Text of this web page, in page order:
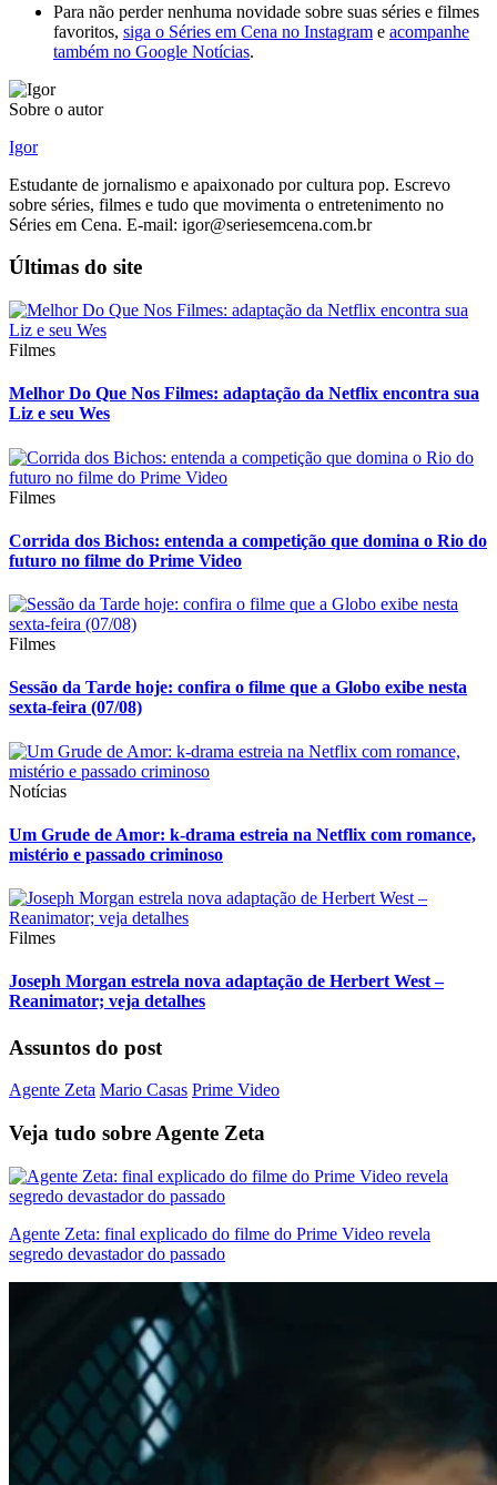
Para não perder nenhuma novidade sobre suas séries e filmes
favoritos, siga o Séries em Cena no Instagram e acompanhe
também no Google Notícias.
Sobre o autor
Igor
Estudante de jornalismo e apaixonado por cultura pop. Escrevo
sobre séries, filmes e tudo que movimenta o entretenimento no
Séries em Cena. E-mail: igor@seriesemcena.com.br
Últimas do site
Filmes
Melhor Do Que Nos Filmes: adaptação da Netflix encontra sua
Liz e seu Wes
Filmes
Corrida dos Bichos: entenda a competição que domina o Rio do
futuro no filme do Prime Video
Filmes
Sessão da Tarde hoje: confira o filme que a Globo exibe nesta
sexta-feira (07/08)
Notícias
Um Grude de Amor: k-drama estreia na Netflix com romance,
mistério e passado criminoso
Filmes
Joseph Morgan estrela nova adaptação de Herbert West –
Reanimator; veja detalhes
Assuntos do post
Agente Zeta Mario Casas Prime Video
Veja tudo sobre Agente Zeta
Agente Zeta: final explicado do filme do Prime Video revela
segredo devastador do passado